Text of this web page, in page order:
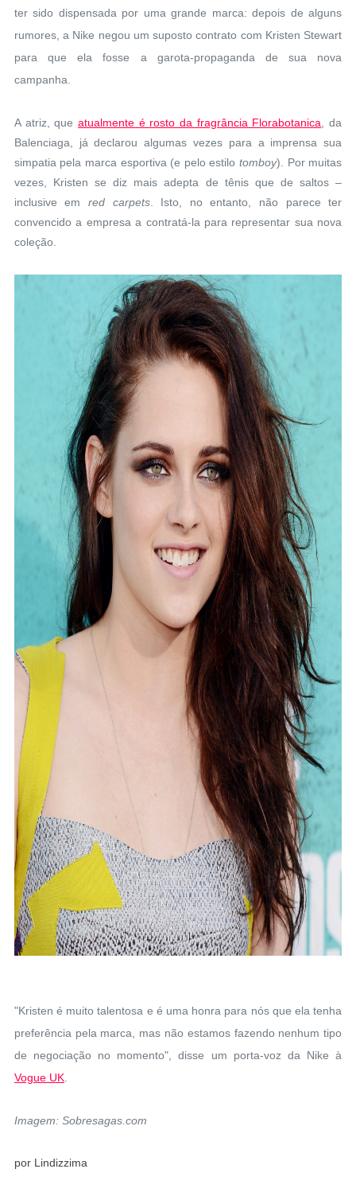
ter sido dispensada por uma grande marca: depois de alguns
rumores, a Nike negou um suposto contrato com Kristen Stewart
para que ela fosse a garota-propaganda de sua nova
campanha.
A atriz, que atualmente é rosto da fragrância Florabotanica , da
Balenciaga, já declarou algumas vezes para a imprensa sua
simpatia pela marca esportiva (e pelo estilo tomboy). Por muitas
vezes, Kristen se diz mais adepta de tênis que de saltos –
inclusive emred carpets. Isto, no entanto, não parece ter
convencido a empresa a contratá-la para representar sua nova
coleção.
"Kristen é muito talentosa e é uma honra para nós que ela tenha
preferência pela marca, mas não estamos fazendo nenhum tipo
de negociação no momento", disse um porta-voz da Nike à
Vogue UK.
Imagem: Sobresagas.com
por Lindizzima